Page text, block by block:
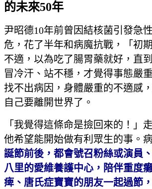
的未來50年
尹昭德10年前曾因結核菌引發急
危，花了半年和病魔抗戰，「初
不適，以為吃了腸胃藥就好，直
冒冷汗、站不穩，才覺得事態嚴
找不出病因，身體嚴重的不適感
自己要離開世界了。
「我覺得這條命是撿回來的！」
他希望能開始做有利眾生的事。
誕節前後，都會號召粉絲或演員
八里的愛維養護中心，陪伴重度
痺、唐氏症寶寶的朋友一起過節